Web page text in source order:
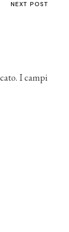
NEXT POST
I campi